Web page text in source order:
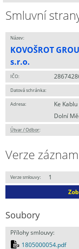
Smluvní
Název:
KOVOŠROT
s.r.o.
IČO:
Datová schránka:
Adresa:
Ke
Dolní
Útvar / Odbor:
Verze
Verze smlouvy: 1
Soubory
Přílohy smlouvy:
1805000054.pdf